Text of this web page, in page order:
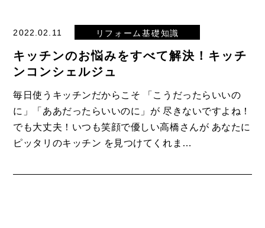
2022.02.11 リフォーム基礎知識
キッチンのお悩みをすべて解決！キッチ
ンコンシェルジュ
毎日使うキッチンだからこそ 「こうだったらいいの
に」「ああだったらいいのに」が 尽きないですよね！
でも大丈夫！いつも笑顔で優しい高橋さんが あなたに
ピッタリのキッチン を見つけてくれま…